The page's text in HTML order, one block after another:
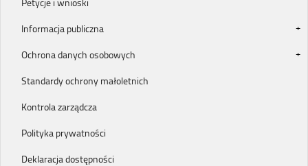
Informacja publiczna
Ochrona danych osobowych
Standardy ochrony małoletnich
Kontrola zarządcza
Polityka prywatności
Deklaracja dostępności